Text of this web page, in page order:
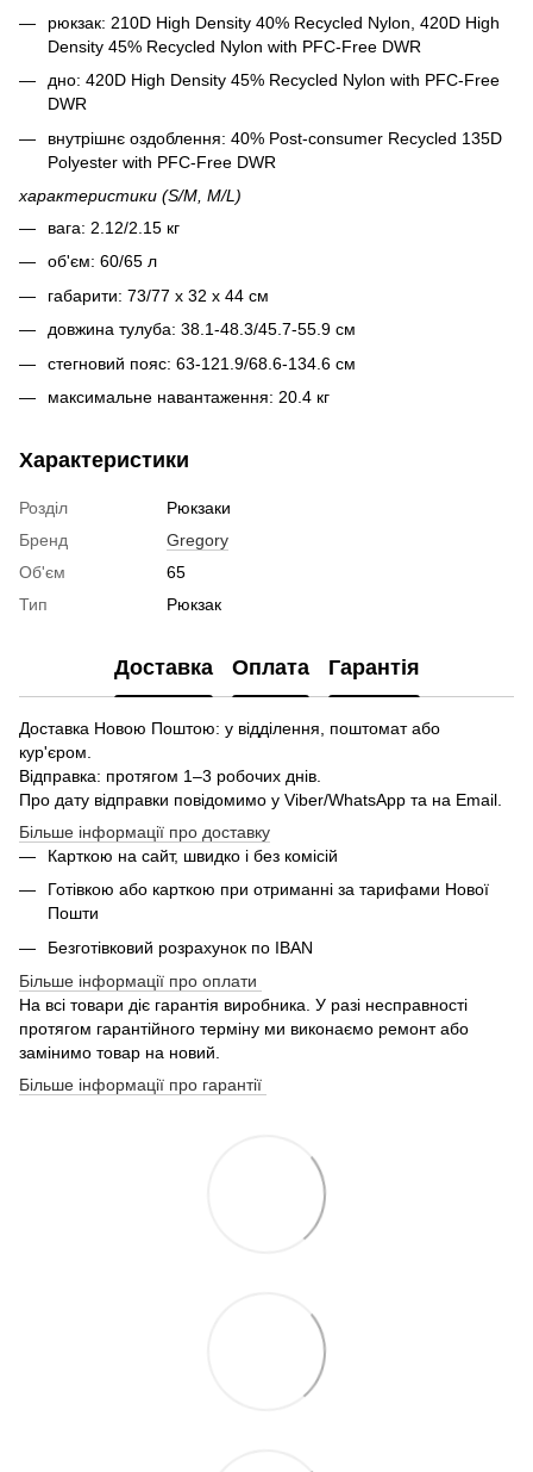
рюкзак: 210D High Density 40% Recycled Nylon, 420D High
Density 45% Recycled Nylon with PFC-Free DWR
дно: 420D High Density 45% Recycled Nylon with PFC-Free
DWR
внутрішнє оздоблення: 40% Post-consumer Recycled 135D
Polyester with PFC-Free DWR
характеристики (S/M, M/L)
вага: 2.12/2.15 кг
об'єм: 60/65 л
габарити: 73/77 x 32 x 44 см
довжина тулуба: 38.1-48.3/45.7-55.9 см
стегновий пояс: 63-121.9/68.6-134.6 см
максимальне навантаження: 20.4 кг
Характеристики
Розділ
Рюкзаки
Бренд
Gregory
Об'єм
65
Тип
Рюкзак
Доставка Оплата Гарантія
Доставка Новою Поштою: у відділення, поштомат або
кур'єром.
Відправка: протягом 1–3 робочих днів.
Про дату відправки повідомимо у Viber/WhatsApp та на Email.
Більше інформації про доставку
Карткою на сайт, швидко і без комісій
Готівкою або карткою при отриманні за тарифами Нової
Пошти
Безготівковий розрахунок по IBAN
Більше інформації про оплати
На всі товари діє гарантія виробника. У разі несправності
протягом гарантійного терміну ми виконаємо ремонт або
замінимо товар на новий.
Більше інформації про гарантії